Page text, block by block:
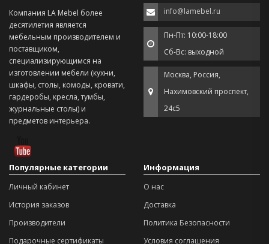
Компания LA Mebel более
десятилетия является
мебельным производителем и
поставщиком,
специализирующимся на
изготовлении мебели (кухни,
шкафы, столы, комоды, кровати,
гардеробы, кресла, тумбы,
журнальные столы) и
предметов интерьера.
info@lamebel.ru
Пн-Пт: 10:00-18:00
Сб-Вс: выходной
Москва, Россия,
Нахимовский проспект,
24с5
Популярные категории
Личный кабинет
История заказов
Производители
Подарочные сертификаты
Информация
О нас
Доставка
Политика Безопасности
Условия соглашения